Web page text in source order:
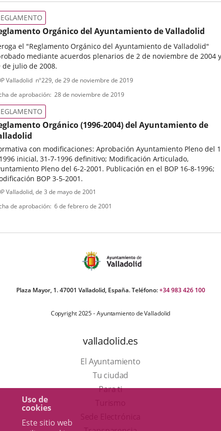
Uso de
cookies
Este sitio web
Orgánico del Ayuntamiento de Valladolid
el "Reglamento Orgánico del Ayuntamiento de Valladolid"
mediante acuerdos plenarios de 2 de noviembre de 2004 y
de julio de 2008.
Valladolid nº229, de 29 de noviembre de 2019
de aprobación 28 de noviembre de 2019
Orgánico (1996-2004) del Ayuntamiento de
con modificaciones: Aprobación Ayuntamiento Pleno del
inicial, 31-7-1996 definitivo; Modificación Articulado,
Pleno del 6-2-2001. Publicación en el BOP 16-8-1996;
BOP 3-5-2001.
Valladolid, de 3 de mayo de 2001
de aprobación 6 de febrero de 2001
Plaza Mayor, 1. 47001 Valladolid, España. Teléfono:+34 983 426 100
Copyright 2025 - Ayuntamiento de Valladolid
valladolid.es
El Ayuntamiento
Tu ciudad
Para ti